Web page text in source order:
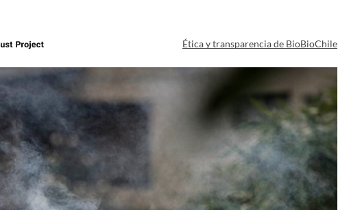
Ética y transparencia de BioBioChile